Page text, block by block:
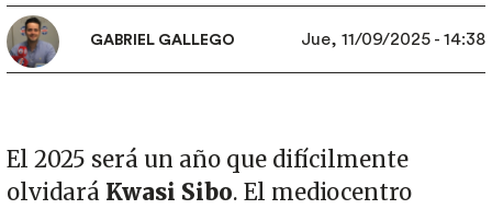
GABRIEL GALLEGO Jue, 11/09/2025 - 14:38
El 2025 será un año que difícilmente
olvidará Kwasi Sibo. El mediocentro